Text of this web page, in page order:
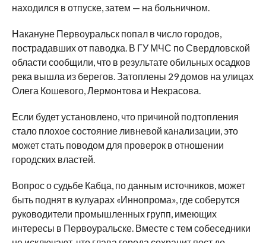
находился в отпуске, затем — на больничном.
Накануне Первоуральск попал в число городов,
пострадавших от паводка. В ГУ МЧС по Свердловской
области сообщили, что в результате обильных осадков
река вышла из берегов. Затоплены 29 домов на улицах
Олега Кошевого, Лермонтова и Некрасова.
Если будет установлено, что причиной подтопления
стало плохое состояние ливневой канализации, это
может стать поводом для проверок в отношении
городских властей.
Вопрос о судьбе Кабца, по данным источников, может
быть поднят в кулуарах «Иннопрома», где соберутся
руководители промышленных групп, имеющих
интересы в Первоуральске. Вместе с тем собеседники